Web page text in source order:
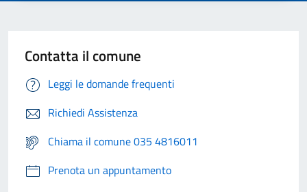
Contatta il comune
Leggi le domande frequenti
Richiedi Assistenza
Chiama il comune 035 4816011
Prenota un appuntamento